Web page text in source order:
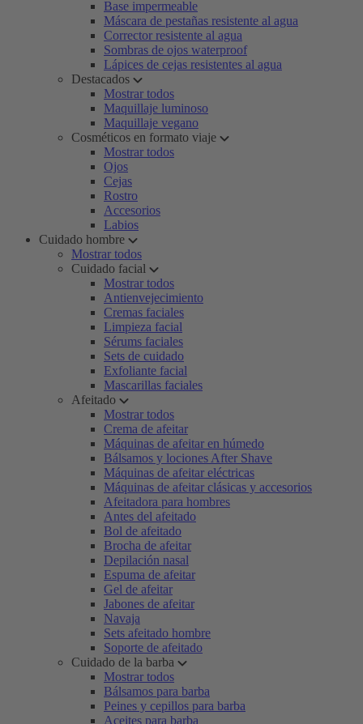
Base impermeable
Máscara de pestañas resistente al agua
Corrector resistente al agua
Sombras de ojos waterproof
Lápices de cejas resistentes al agua
Destacados
Mostrar todos
Maquillaje luminoso
Maquillaje vegano
Cosméticos en formato viaje
Mostrar todos
Ojos
Cejas
Rostro
Accesorios
Labios
Cuidado hombre
Mostrar todos
Cuidado facial
Mostrar todos
Antienvejecimiento
Cremas faciales
Limpieza facial
Sérums faciales
Sets de cuidado
Exfoliante facial
Mascarillas faciales
Afeitado
Mostrar todos
Crema de afeitar
Máquinas de afeitar en húmedo
Bálsamos y lociones After Shave
Máquinas de afeitar eléctricas
Máquinas de afeitar clásicas y accesorios
Afeitadora para hombres
Antes del afeitado
Bol de afeitado
Brocha de afeitar
Depilación nasal
Espuma de afeitar
Gel de afeitar
Jabones de afeitar
Navaja
Sets afeitado hombre
Soporte de afeitado
Cuidado de la barba
Mostrar todos
Bálsamos para barba
Peines y cepillos para barba
Aceites para barba